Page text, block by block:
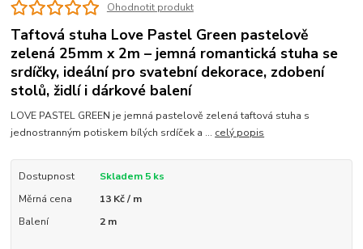
Ohodnotit produkt
Taftová stuha Love Pastel Green pastelově
zelená 25mm x 2m – jemná romantická stuha se
srdíčky, ideální pro svatební dekorace, zdobení
stolů, židlí i dárkové balení
LOVE PASTEL GREEN je jemná pastelově zelená taftová stuha s
jednostranným potiskem bílých srdíček a ... celý popis
Dostupnost
Skladem 5 ks
Měrná cena
13 Kč / m
Balení
2 m